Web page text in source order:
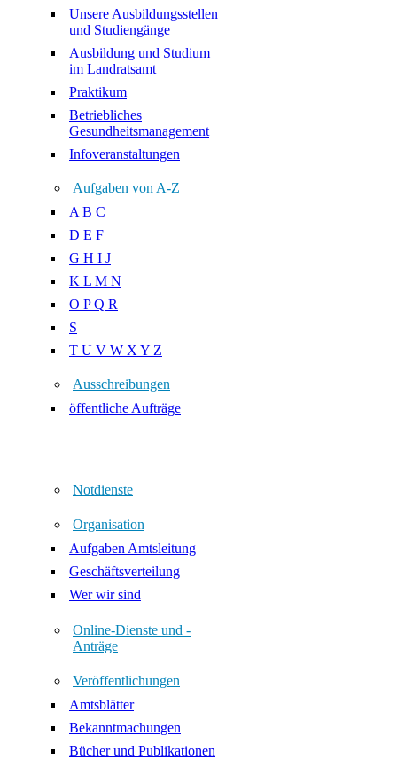
Unsere Ausbildungsstellen
und Studiengänge
Ausbildung und Studium
im Landratsamt
Praktikum
Betriebliches
Gesundheitsmanagement
Infoveranstaltungen
Aufgaben von A-Z
A B C
D E F
G H I J
K L M N
O P Q R
S
T U V W X Y Z
Ausschreibungen
öffentliche Aufträge
Notdienste
Organisation
Aufgaben Amtsleitung
Geschäftsverteilung
Wer wir sind
Online-Dienste und -
Anträge
Veröffentlichungen
Amtsblätter
Bekanntmachungen
Bücher und Publikationen